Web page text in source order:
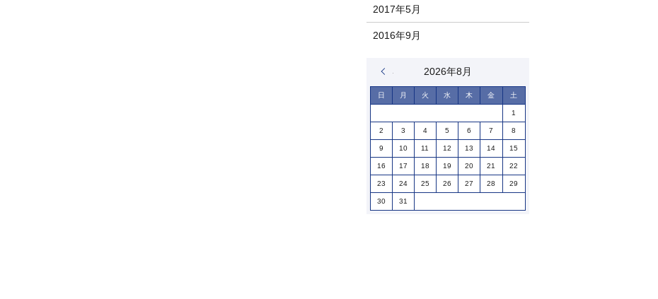
2017年5月
2016年9月
2026年8月
日 月 火 水 木 金 土
1
2 3 4 5 6 7 8
9 10 11 12 13 14 15
16 17 18 19 20 21 22
23 24 25 26 27 28 29
30 31